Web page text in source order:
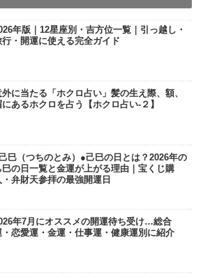
年版｜12星座別・吉方位一覧｜引っ越し・
行・開運に使える完全ガイド
外に当たる「ホクロ占い」髪の生え際、額、
にあるホクロを占う【ホクロ占い‐２】
巳（つちのとみ）●己巳の日とは？2026年の
巳の日一覧と金運が上がる理由｜宝くじ購
・弁財天参拝の最強開運日
年7月にオススメの開運待ち受け…総合
・恋愛運・金運・仕事運・健康運別に紹介